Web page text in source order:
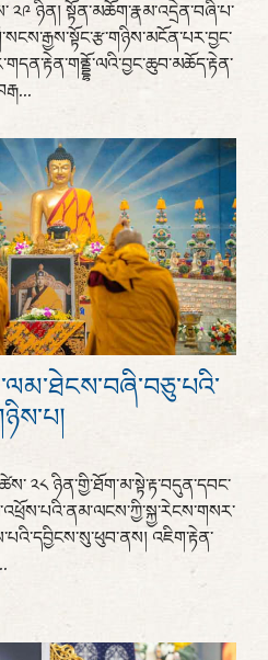
༢༩ ཉིན། སྟོན་མཆོག་རྣམ་འདྲེན་བཞི་པ་
༢༨ ཉིན་གྱི་ཐོག་མ་སྟེ་རྟ་བདུན་དབང་
འཇིག་རྟེན་